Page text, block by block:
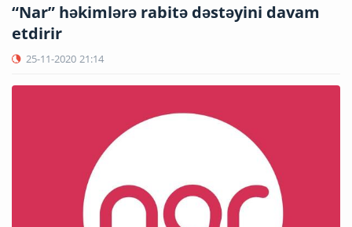
“Nar” həkimlərə rabitə dəstəyini davam
etdirir
25-11-2020 21:14